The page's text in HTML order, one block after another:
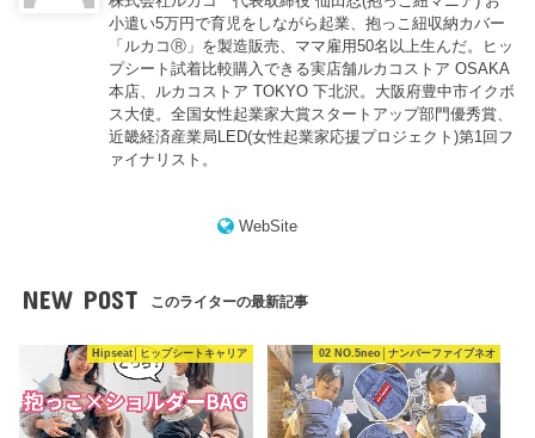
小遣い5万円で育児をしながら起業、抱っこ紐収納カバー
「ルカコⓇ」を製造販売、ママ雇用50名以上生んだ。ヒッ
プシート試着比較購入できる実店舗ルカコストア OSAKA
本店、ルカコストア TOKYO 下北沢。大阪府豊中市イクボ
ス大使。全国女性起業家大賞スタートアップ部門優秀賞、
近畿経済産業局LED(女性起業家応援プロジェクト)第1回フ
ァイナリスト。
WebSite
NEW POST このライターの最新記事
Hipseat│ヒップシートキャリア 02 NO.5neo│ナンバーファイブネオ